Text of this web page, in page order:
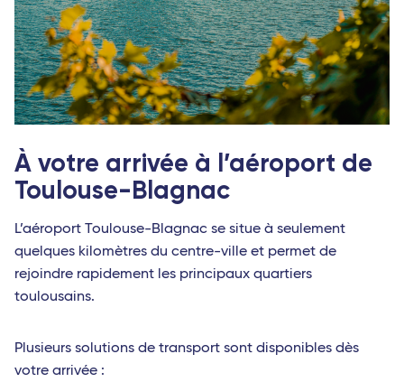
À votre arrivée à l’aéroport de
Toulouse-Blagnac
L’aéroport Toulouse-Blagnac se situe à seulement
quelques kilomètres du centre-ville et permet de
rejoindre rapidement les principaux quartiers
toulousains.
Plusieurs solutions de transport sont disponibles dès
votre arrivée :